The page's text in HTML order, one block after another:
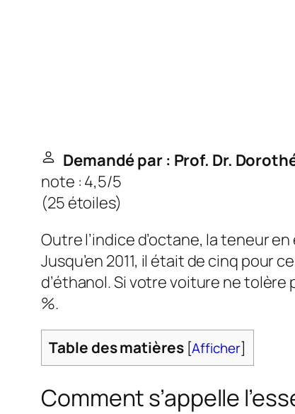
Demandé par : Prof. Dr.
note : 4,5/5
(25 étoiles)
Outre l’indice d’octane, la teneur
Jusqu’en 2011, il était de cinq pour
d’éthanol. Si votre voiture ne tolère
%.
Table des matières [Afficher]
Comment s’appelle